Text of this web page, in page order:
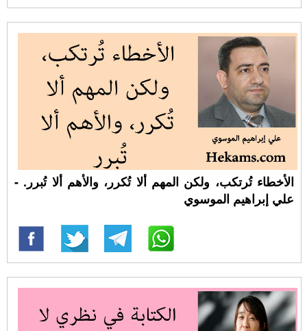
الأخطاء تُرتكب، ولكن المهم ألا تُكرر، والأهم ألا تُبرر. -
علي إبراهيم الموسوي